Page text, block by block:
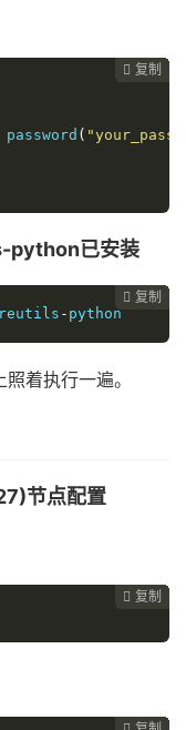
 复制
 复制
 复制
 复制
 复制
 复制
 复制
 复制
 复制
 复制
 复制
 复制
 复制
 复制
 复制
 复制
 复制
 复制
 复制
 复制
 复制
 复制
 复制
 复制
password (
python已安装
 复制
 复制
 复制
 复制
 复制
 复制
 复制
 复制
 复制
 复制
 复制
 复制
 复制
 复制
 复制
 复制
 复制
 复制
 复制
 复制
 复制
 复制
 复制
- python
着执行一遍。
节点配置
 复制
 复制
 复制
 复制
 复制
 复制
 复制
 复制
 复制
 复制
 复制
 复制
 复制
 复制
 复制
 复制
 复制
 复制
 复制
 复制
 复制
 复制